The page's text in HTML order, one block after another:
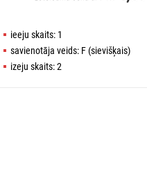
ieeju skaits: 1
savienotāja veids: F (sievišķais)
izeju skaits: 2